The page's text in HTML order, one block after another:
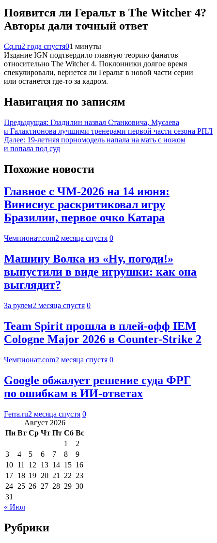
Появится ли Геральт в The Witcher 4?
Авторы дали точный ответ
Cq.ru2 года спустя01 минуты
Издание IGN подтвердило главную теорию фанатов
относительно The Witcher 4. Поклонники долгое время
спекулировали, вернется ли Геральт в новой части серии
или останется где-то за кадром.
Навигация по записям
Предыдущая: Гладилин назвал Станковича, Мусаева
и Галактионова лучшими тренерами первой части сезона РПЛ
Далее: 19-летняя порномодель напала на мать с ножом
и попала под суд
Похожие новости
Главное с ЧМ-2026 на 14 июня:
Винисиус раскритиковал игру
Бразилии, первое очко Катара
Чемпионат.com2 месяца спустя 0
Машину Волка из «Ну, погоди!»
выпустили в виде игрушки: как она
выглядит?
За рулем2 месяца спустя 0
Team Spirit прошла в плей-офф IEM
Cologne Major 2026 в Counter-Strike 2
Чемпионат.com2 месяца спустя 0
Google обжалует решение суда ФРГ
по ошибкам в ИИ-ответах
Ferra.ru2 месяца спустя 0
Август 2026
Пн Вт Ср Чт Пт Сб Вс
1
2
3
4 5 6 7 8
9
10 11 12 13 14 15 16
17 18 19 20 21 22 23
24 25 26 27 28 29 30
31
« Июл
Рубрики